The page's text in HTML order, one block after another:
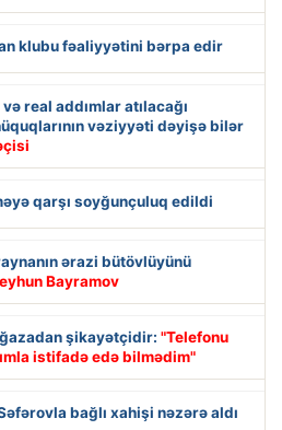
klubu fəaliyyətini bərpa edir
real addımlar atılacağı
vəziyyəti dəyişə bilər
qarşı soyğunçuluq edildi
ərazi bütövlüyünü
Bayramov
şikayətçidir: "Telefonu
istifadə edə bilmədim"
bağlı xahişi nəzərə aldı